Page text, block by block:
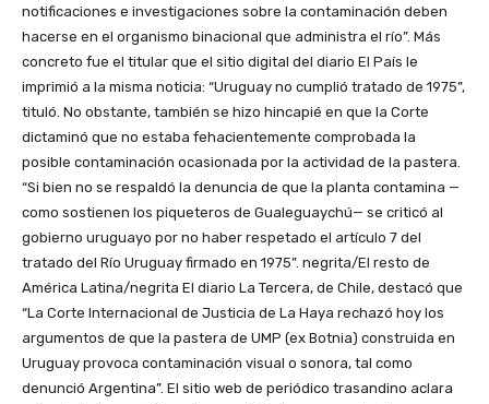
notificaciones e investigaciones sobre la contaminación deben
hacerse en el organismo binacional que administra el río”. Más
concreto fue el titular que el sitio digital del diario El País le
imprimió a la misma noticia: “Uruguay no cumplió tratado de 1975”,
tituló. No obstante, también se hizo hincapié en que la Corte
dictaminó que no estaba fehacientemente comprobada la
posible contaminación ocasionada por la actividad de la pastera.
“Si bien no se respaldó la denuncia de que la planta contamina —
como sostienen los piqueteros de Gualeguaychú— se criticó al
gobierno uruguayo por no haber respetado el artículo 7 del
tratado del Río Uruguay firmado en 1975”. negrita/El resto de
América Latina/negrita El diario La Tercera, de Chile, destacó que
“La Corte Internacional de Justicia de La Haya rechazó hoy los
argumentos de que la pastera de UMP (ex Botnia) construida en
Uruguay provoca contaminación visual o sonora, tal como
denunció Argentina”. El sitio web de periódico trasandino aclara